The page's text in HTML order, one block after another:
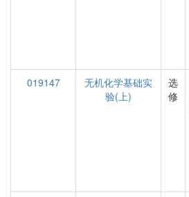
019147
无机化学基础实
验(上)
选
修